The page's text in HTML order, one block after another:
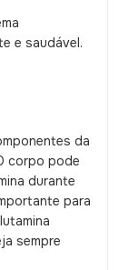
e saudável.
da
corpo pode
durante
para
sempre